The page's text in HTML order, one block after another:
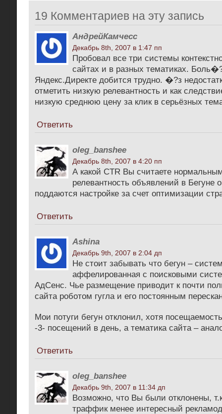
19 Комментариев на эту запись
АндрейКамчесс
Декабрь 8th, 2007 в 1:47 пп
Пробовал все три системы
сайтах и в разных тематиках.
Яндекс.Директе добится трудно. �?з
отметить низкую релевантность и как
низкую среднюю цену за клик в серьёзных
Ответить
oleg_banshee
Декабрь 8th, 2007 в 4:20 пп
А какой CTR Вы считаете
релевантность объявлений в Бегуне
поддаются настройке за счет оптимизации
Ответить
Ashina
Декабрь 9th, 2007 в 2:04 дп
Не стоит забывать что бегун –
аффелированная с поисковыми
АдСенс. Чье размещение приводит к почти
сайта роботом гугла и его постоянным
Мои потуги бегун отклонил, хотя
-3- посещений в день, а тематика сайта –
Ответить
oleg_banshee
Декабрь 9th, 2007 в 11:34 дп
Возможно, что Вы были отклонены,
траффик менее интересный